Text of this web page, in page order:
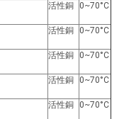
活性銅 0~70°C
活性銅 0~70°C
活性銅 0~70°C
活性銅 0~70°C
活性銅 0~70°C